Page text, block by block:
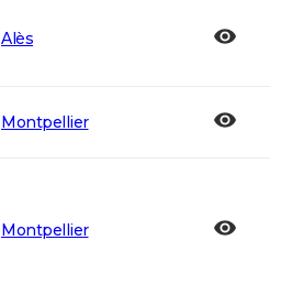
Alès
Montpellier
Montpellier